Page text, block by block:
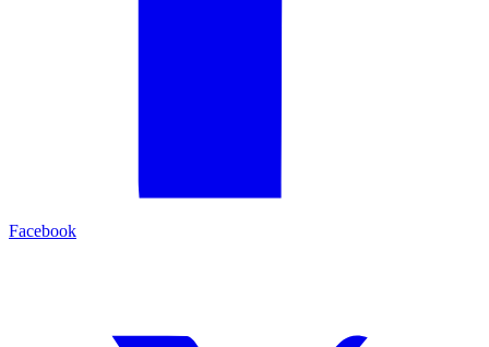
Facebook